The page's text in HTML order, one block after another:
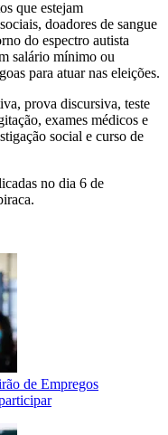
que estejam
doadores de sangue
do espectro autista
salário mínimo ou
para atuar nas eleições.
prova discursiva, teste
exames médicos e
social e curso de
no dia 6 de
de Empregos